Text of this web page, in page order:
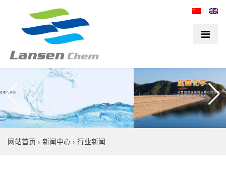
网站首页 › 新闻中心 › 行业新闻